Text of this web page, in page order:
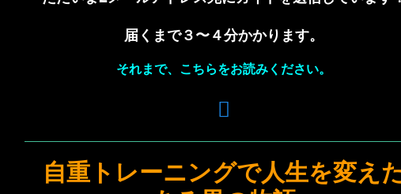
届くまで３〜４分かかります。
それまで、こちらをお読みください。
自重トレーニングで人生を変え